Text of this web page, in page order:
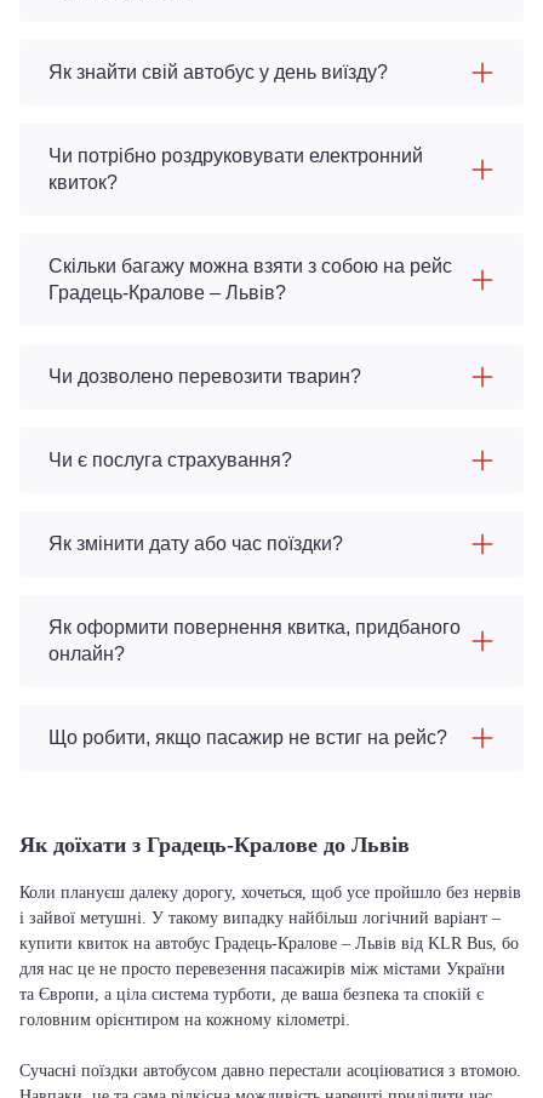
Як знайти свій автобус у день виїзду?
Чи потрібно роздруковувати електронний
квиток?
Скільки багажу можна взяти з собою на рейс
Градець-Кралове – Львів?
Чи дозволено перевозити тварин?
Чи є послуга страхування?
Як змінити дату або час поїздки?
Як оформити повернення квитка, придбаного
онлайн?
Що робити, якщо пасажир не встиг на рейс?
Як доїхати з Градець-Кралове до Львів
Коли плануєш далеку дорогу, хочеться, щоб усе пройшло без нервів
і зайвої метушні. У такому випадку найбільш логічний варіант –
купити квиток на автобус Градець-Кралове – Львів від KLR Bus, бо
для нас це не просто перевезення пасажирів між містами України
та Європи, а ціла система турботи, де ваша безпека та спокій є
головним орієнтиром на кожному кілометрі.
Сучасні поїздки автобусом давно перестали асоціюватися з втомою.